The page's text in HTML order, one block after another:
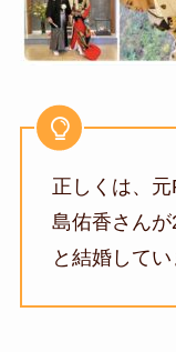
正しくは、
島佑香さん
と結婚してい